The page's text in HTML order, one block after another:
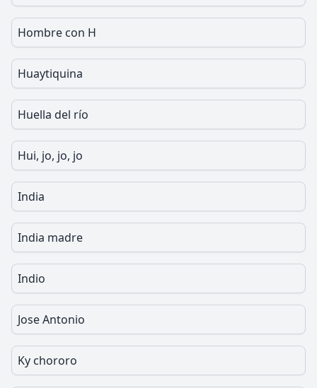
Hombre con H
Huaytiquina
Huella del río
Hui, jo, jo, jo
India
India madre
Indio
Jose Antonio
Ky chororo